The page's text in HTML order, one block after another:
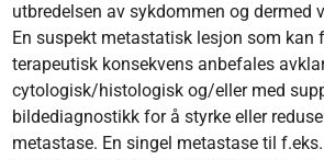
utbredelsen av sykdommen og dermed
En suspekt metastatisk lesjon som kan
terapeutisk konsekvens anbefales
cytologisk/histologisk og/eller med
bildediagnostikk for å styrke eller
metastase. En singel metastase til